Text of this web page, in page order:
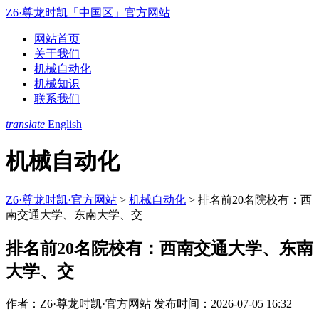
Z6·尊龙时凯「中国区」官方网站
网站首页
关于我们
机械自动化
机械知识
联系我们
translate English
机械自动化
Z6·尊龙时凯·官方网站 > 机械自动化 > 排名前20名院校有：西
南交通大学、东南大学、交
排名前20名院校有：西南交通大学、东南
大学、交
作者：Z6·尊龙时凯·官方网站 发布时间：2026-07-05 16:32